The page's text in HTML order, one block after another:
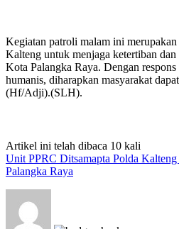
Kegiatan patroli malam ini
Kalteng untuk menjaga ketertiban
Kota Palangka Raya. Dengan
humanis, diharapkan masyarakat
(Hf/Adji).(SLH).
Artikel ini telah dibaca 10 kali
Unit PPRC Ditsamapta Polda
Palangka Raya